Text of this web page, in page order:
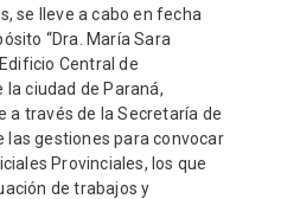
se lleve a cabo en fecha
“Dra. María Sara
Central de
la ciudad de Paraná,
a través de la Secretaría de
las gestiones para convocar
Provinciales, los que
de trabajos y